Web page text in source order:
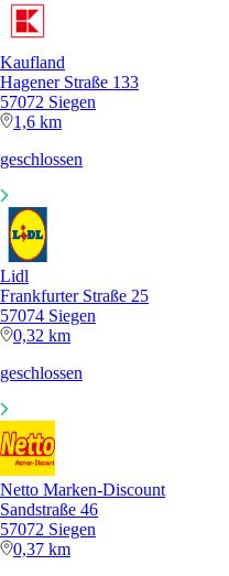
Kaufland
Hagener Straße 133
57072 Siegen
1,6 km
geschlossen
Lidl
Frankfurter Straße 25
57074 Siegen
0,32 km
geschlossen
Netto Marken-Discount
Sandstraße 46
57072 Siegen
0,37 km